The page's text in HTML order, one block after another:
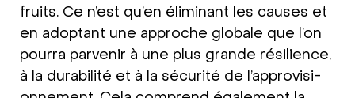
fruits. Ce n’est qu’en éli­mi­nant les cau­ses et
en adop­tant une appro­che glo­ba­le que l’on
pour­ra par­ve­nir à une plus gran­de rési­li­ence,
à la dura­bi­li­té et à la sécu­ri­té de l’ap­pro­vi­si­